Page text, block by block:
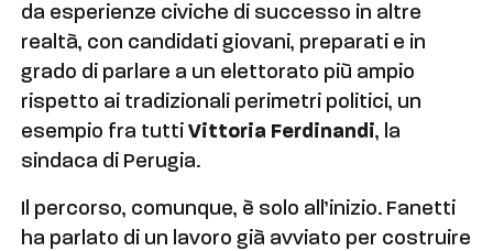
da esperienze civiche di successo in altre
realtà, con candidati giovani, preparati e in
grado di parlare a un elettorato più ampio
rispetto ai tradizionali perimetri politici, un
esempio fra tuttiVittoria Ferdinandi, la
sindaca di Perugia.
Il percorso, comunque, è solo all’inizio. Fanetti
ha parlato di un lavoro già avviato per costruire